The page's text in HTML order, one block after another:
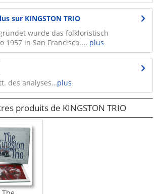
sur KINGSTON TRIO
wurde das folkloristisch
1957 in San Francisco.... plus
des analyses…plus
produits de KINGSTON TRIO